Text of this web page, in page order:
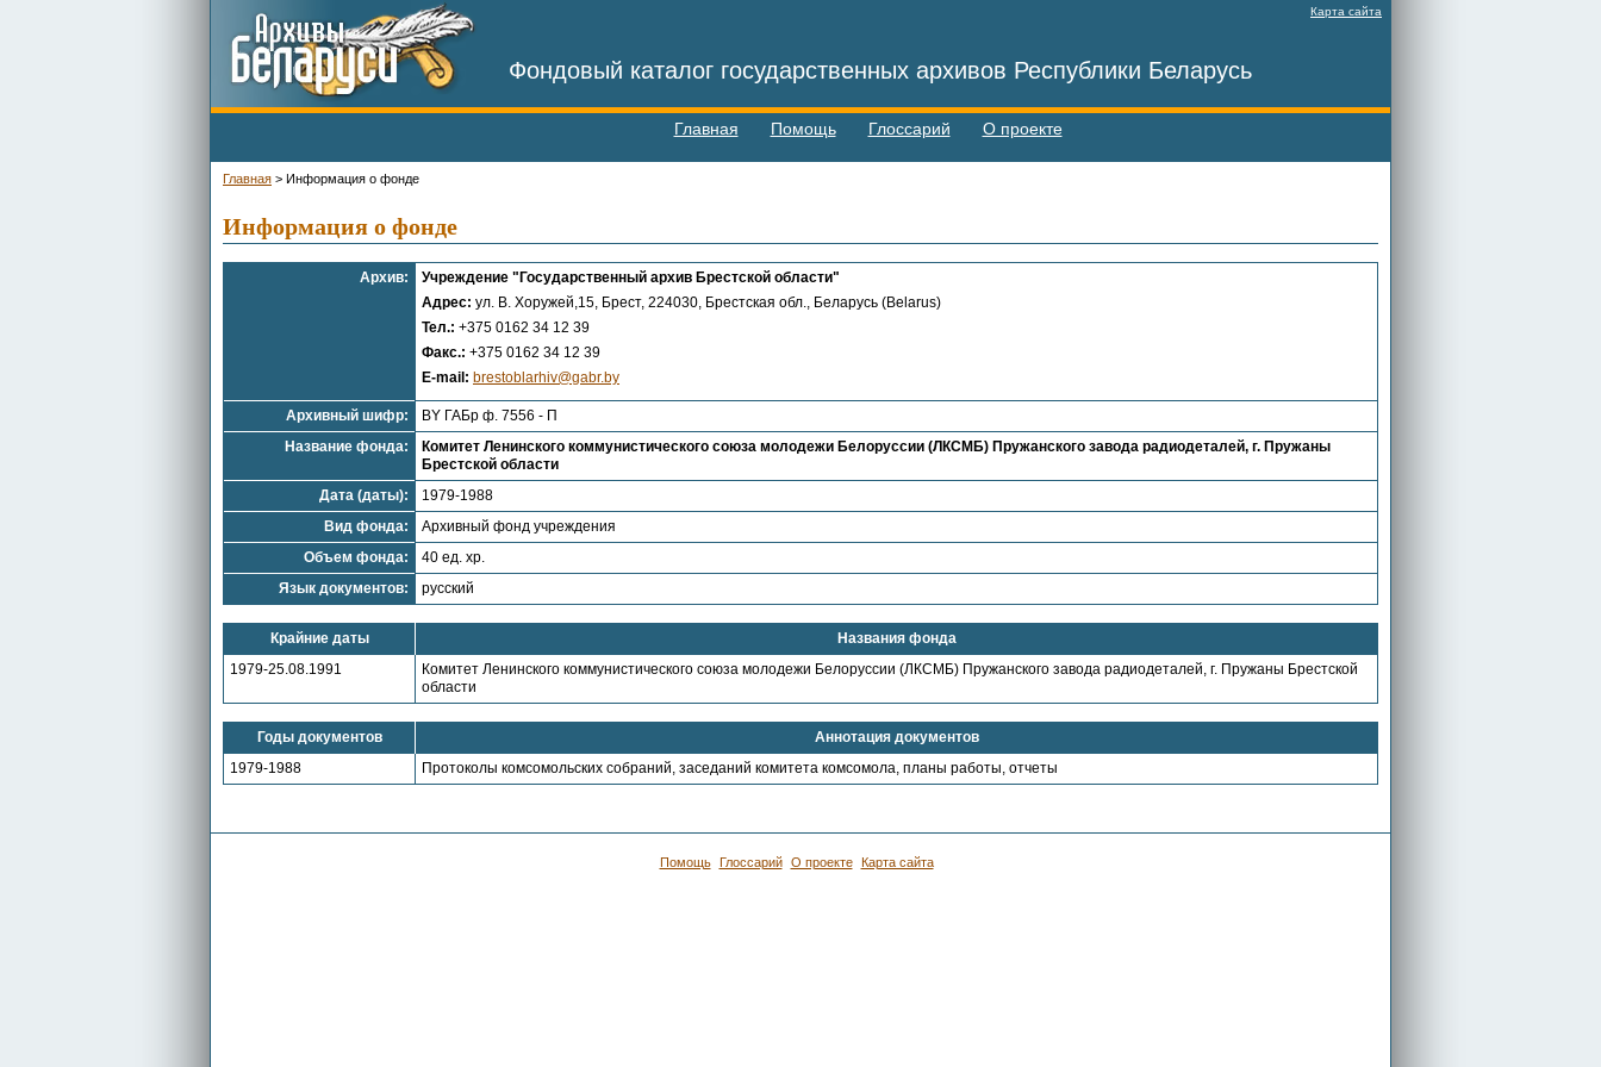
Карта сайта
Фондовый каталог государственных архивов Республики Беларусь
Главная Помощь Глоссарий О проекте
Главная > Информация о фонде
Информация о фонде
Архив:
Учреждение "Государственный архив Брестской области"
Адрес: ул. В. Хоружей,15, Брест, 224030, Брестская обл., Беларусь (Belarus)
Тел.: +375 0162 34 12 39
Факс.: +375 0162 34 12 39
E-mail: brestoblarhiv@gabr.by
Архивный шифр:
BY ГАБр ф. 7556 - П
Название фонда:
Комитет Ленинского коммунистического союза молодежи Белоруссии (ЛКСМБ) Пружанского завода радиодеталей, г. Пружаны
Брестской области
Дата (даты):
1979-1988
Вид фонда:
Архивный фонд учреждения
Объем фонда:
40 ед. хр.
Язык документов:
русский
Крайние даты
Названия фонда
1979-25.08.1991
Комитет Ленинского коммунистического союза молодежи Белоруссии (ЛКСМБ) Пружанского завода радиодеталей, г. Пружаны Брестской
области
Годы документов
Аннотация документов
1979-1988
Протоколы комсомольских собраний, заседаний комитета комсомола, планы работы, отчеты
Помощь Глоссарий О проекте Карта сайта